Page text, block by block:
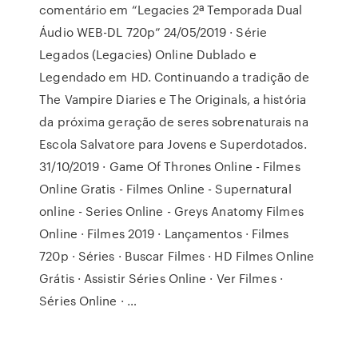
comentário em “Legacies 2ª Temporada Dual
Áudio WEB-DL 720p” 24/05/2019 · Série
Legados (Legacies) Online Dublado e
Legendado em HD. Continuando a tradição de
The Vampire Diaries e The Originals, a história
da próxima geração de seres sobrenaturais na
Escola Salvatore para Jovens e Superdotados.
31/10/2019 · Game Of Thrones Online - Filmes
Online Gratis - Filmes Online - Supernatural
online - Series Online - Greys Anatomy Filmes
Online · Filmes 2019 · Lançamentos · Filmes
720p · Séries · Buscar Filmes · HD Filmes Online
Grátis · Assistir Séries Online · Ver Filmes ·
Séries Online · …